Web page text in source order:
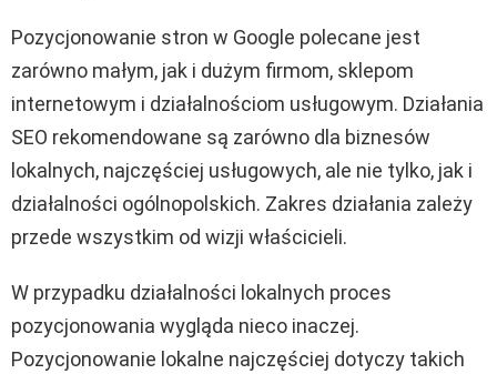
Pozycjonowanie stron w Google polecane jest
zarówno małym, jak i dużym firmom, sklepom
internetowym i działalnościom usługowym. Działania
SEO rekomendowane są zarówno dla biznesów
lokalnych, najczęściej usługowych, ale nie tylko, jak i
działalności ogólnopolskich. Zakres działania zależy
przede wszystkim od wizji właścicieli.
W przypadku działalności lokalnych proces
pozycjonowania wygląda nieco inaczej.
Pozycjonowanie lokalne najczęściej dotyczy takich